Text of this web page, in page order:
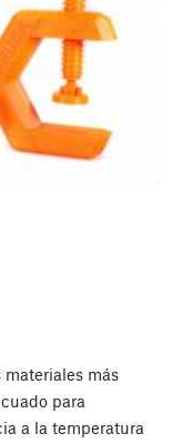
materiales más
para
a la temperatura